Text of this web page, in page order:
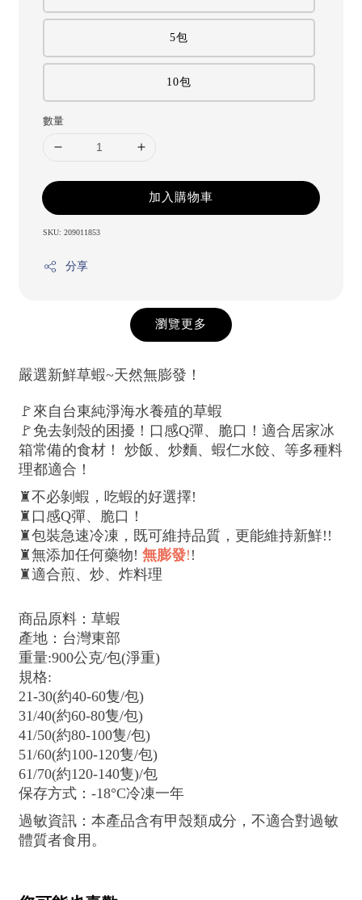
5包
10包
數量
加入購物車
SKU: 209011853
分享
瀏覽更多
嚴選新鮮草蝦~天然無膨發！
🚩來自台東純淨海水養殖的草蝦
🚩免去剝殼的困擾！口感Q彈、脆口！適合居家冰
箱常備的食材！ 炒飯、炒麵、蝦仁水餃、等多種料
理都適合！
♜不必剝蝦，吃蝦的好選擇!
♜口感Q彈、脆口！
♜包裝急速冷凍，既可維持品質，更能維持新鮮!!
♜無添加任何藥物! 無膨發! !
♜適合煎、炒、炸料理
商品原料：草蝦
產地：台灣東部
重量:900公克/包(淨重)
規格:
21-30(約40-60隻/包)
31/40(約60-80隻/包)
41/50(約80-100隻/包)
51/60(約100-120隻/包)
61/70(約120-140隻)/包
保存方式：-18°C冷凍一年
過敏資訊：本產品含有甲殼類成分，不適合對過敏
體質者食用。